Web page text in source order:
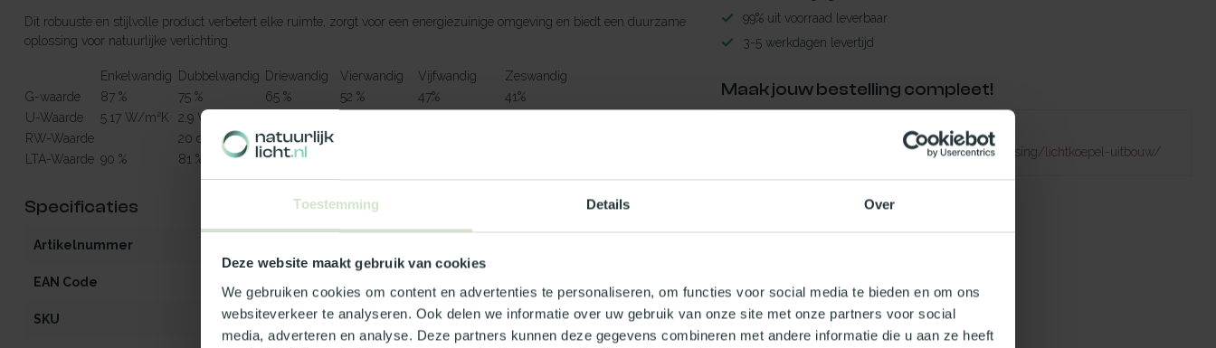
Toestemming Details Over
Deze website maakt gebruik van cookies
We gebruiken cookies om content en advertenties te personaliseren, om functies voor social media te bieden en om ons
websiteverkeer te analyseren. Ook delen we informatie over uw gebruik van onze site met onze partners voor social
media, adverteren en analyse. Deze partners kunnen deze gegevens combineren met andere informatie die u aan ze heeft
Dit robuuste en stijlvolle product verbetert elke ruimte, zorgt voor een energiezuinige omgeving en biedt een duurzame
oplossing voor natuurlijke verlichting.
Enkelwandig Dubbelwandig Driewandig Vierwandig Vijfwandig
Zeswandig
G-waarde
87 % 75 % 65 % 52 % 47%
41%
U-Waarde
5.17 W/m²K 2.9 W/m²K
RW-Waarde
20 dB 22 dB
LTA-Waarde 90 % 81 % 73 %
Specificaties
Artikelnummer
EAN Code
SKU 25315
99% uit voorraad leverbaar
3-5 werkdagen levertijd
Maak jouw bestelling compleet!
https://www.natuurlijklicht.nl/lichtkoepels/toepassing/lichtkoepel-uitbouw/